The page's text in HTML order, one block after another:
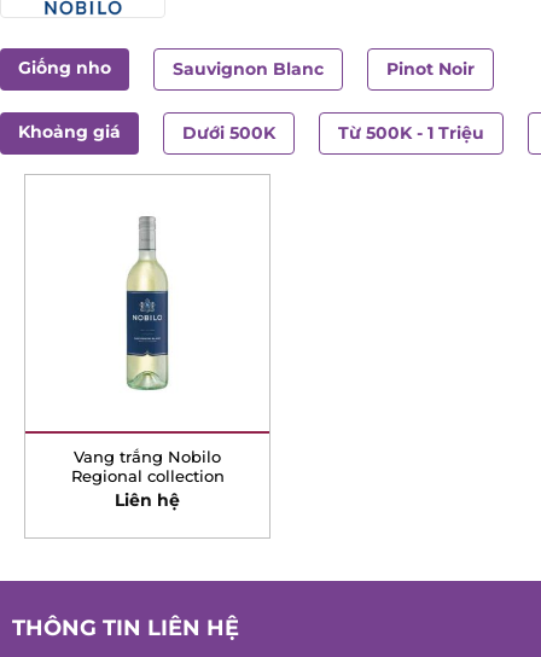
Giống nho Sauvignon Blanc Pinot Noir
Khoảng giá Dưới 500K Từ 500K - 1 Triệu
Vang trắng Nobilo
Regional collection
Liên hệ
THÔNG TIN LIÊN HỆ